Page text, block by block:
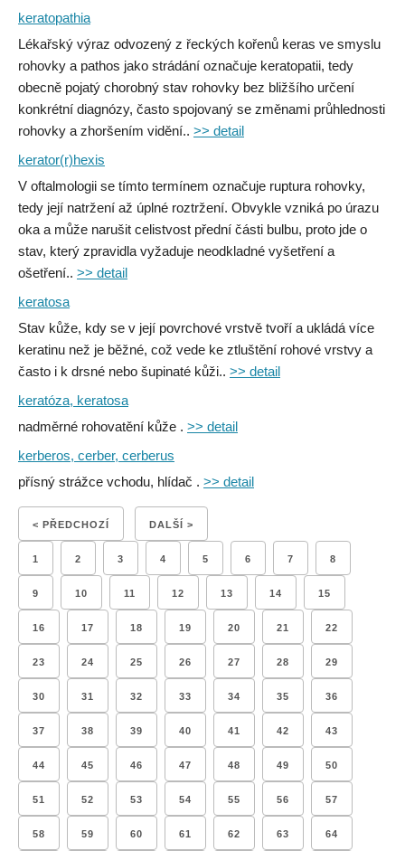
keratopathia
Lékařský výraz odvozený z řeckých kořenů keras ve smyslu
rohovky a pathos jako strádání označuje keratopatii, tedy
obecně pojatý chorobný stav rohovky bez bližšího určení
konkrétní diagnózy, často spojovaný se změnami průhlednosti
rohovky a zhoršením vidění.. >> detail
kerator(r)hexis
V oftalmologii se tímto termínem označuje ruptura rohovky,
tedy její natržení až úplné roztržení. Obvykle vzniká po úrazu
oka a může narušit celistvost přední části bulbu, proto jde o
stav, který zpravidla vyžaduje neodkladné vyšetření a
ošetření.. >> detail
keratosa
Stav kůže, kdy se v její povrchové vrstvě tvoří a ukládá více
keratinu než je běžné, což vede ke ztluštění rohové vrstvy a
často i k drsné nebo šupinaté kůži.. >> detail
keratóza, keratosa
nadměrné rohovatění kůže . >> detail
kerberos, cerber, cerberus
přísný strážce vchodu, hlídač . >> detail
< PŘEDCHOZÍ DALŠÍ >
1 2 3 4 5 6 7 8
9 10 11 12 13 14 15
16 17 18 19 20 21 22
23 24 25 26 27 28 29
30 31 32 33 34 35 36
37 38 39 40 41 42 43
44 45 46 47 48 49 50
51 52 53 54 55 56 57
58 59 60 61 62 63 64